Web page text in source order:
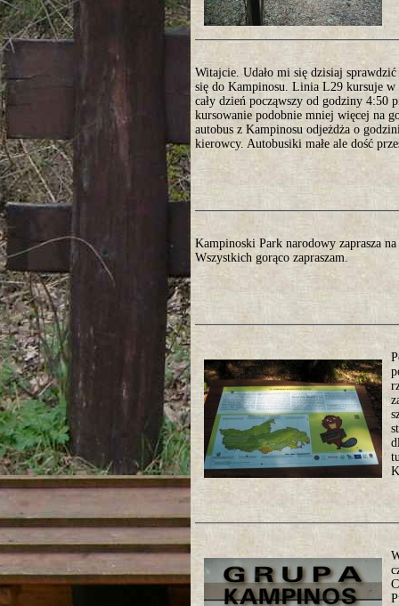
Witajcie. Udało mi się dzisiaj
się do Kampinosu. Linia L29 kursuje w
cały dzień począwszy od godziny 4:50
kursowanie podobnie mniej więcej na
autobus z Kampinosu odjeżdża o
kierowcy. Autobusiki małe ale dość
Kampinoski Park narodowy zaprasza
Wszystkich gorąco zapraszam.